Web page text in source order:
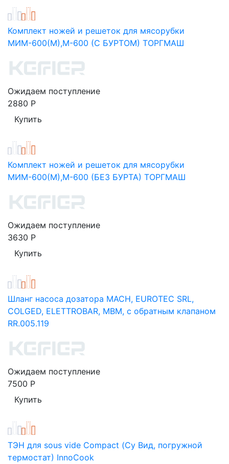
Комплект ножей и решеток для мясорубки
МИМ-600(М),М-600 (С БУРТОМ) ТОРГМАШ
Ожидаем поступление
2880 Р
Комплект ножей и решеток для мясорубки
МИМ-600(М),М-600 (БЕЗ БУРТА) ТОРГМАШ
Ожидаем поступление
3630 Р
Шланг насоса дозатора MACH, EUROTEC SRL,
COLGED, ELETTROBAR, MBM, с обратным клапаном
RR.005.119
Ожидаем поступление
7500 Р
ТЭН для sous vide Compact (Су Вид, погружной
термостат) InnoCook